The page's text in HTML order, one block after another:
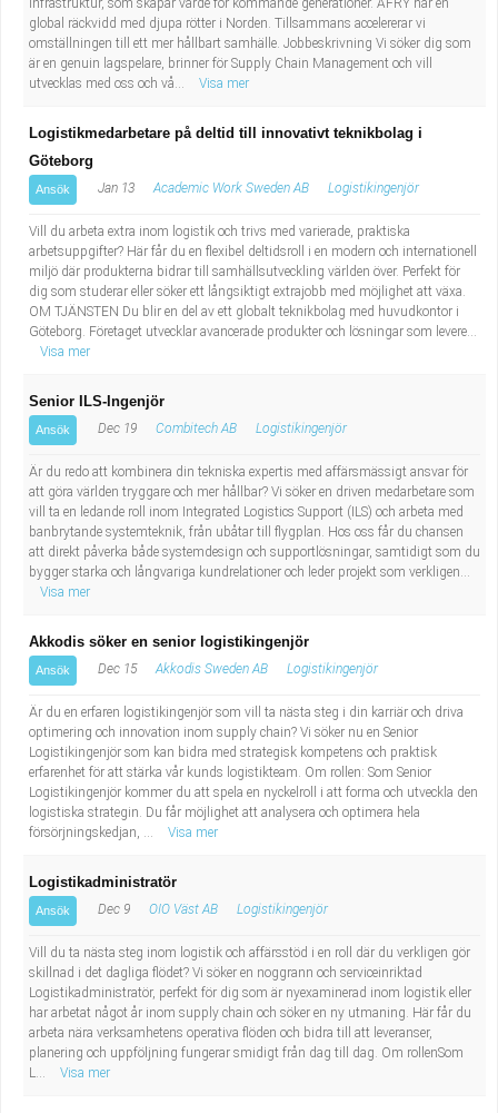
infrastruktur, som skapar värde för kommande generationer. AFRY har en
global räckvidd med djupa rötter i Norden. Tillsammans accelererar vi
omställningen till ett mer hållbart samhälle. Jobbeskrivning Vi söker dig som
är en genuin lagspelare, brinner för Supply Chain Management och vill
utvecklas med oss och vå...
Visa mer
Logistikmedarbetare på deltid till innovativt teknikbolag i
Göteborg
Ansök Jan 13 Academic Work Sweden AB Logistikingenjör
Vill du arbeta extra inom logistik och trivs med varierade, praktiska
arbetsuppgifter? Här får du en flexibel deltidsroll i en modern och internationell
miljö där produkterna bidrar till samhällsutveckling världen över. Perfekt för
dig som studerar eller söker ett långsiktigt extrajobb med möjlighet att växa.
OM TJÄNSTEN Du blir en del av ett globalt teknikbolag med huvudkontor i
Göteborg. Företaget utvecklar avancerade produkter och lösningar som levere...
Visa mer
Senior ILS-Ingenjör
Ansök Dec 19 Combitech AB Logistikingenjör
Är du redo att kombinera din tekniska expertis med affärsmässigt ansvar för
att göra världen tryggare och mer hållbar? Vi söker en driven medarbetare som
vill ta en ledande roll inom Integrated Logistics Support (ILS) och arbeta med
banbrytande systemteknik, från ubåtar till flygplan. Hos oss får du chansen
att direkt påverka både systemdesign och supportlösningar, samtidigt som du
bygger starka och långvariga kundrelationer och leder projekt som verkligen...
Visa mer
Akkodis söker en senior logistikingenjör
Ansök Dec 15 Akkodis Sweden AB Logistikingenjör
Är du en erfaren logistikingenjör som vill ta nästa steg i din karriär och driva
optimering och innovation inom supply chain? Vi söker nu en Senior
Logistikingenjör som kan bidra med strategisk kompetens och praktisk
erfarenhet för att stärka vår kunds logistikteam. Om rollen: Som Senior
Logistikingenjör kommer du att spela en nyckelroll i att forma och utveckla den
logistiska strategin. Du får möjlighet att analysera och optimera hela
försörjningskedjan, ...
Visa mer
Logistikadministratör
Ansök Dec 9 OIO Väst AB Logistikingenjör
Vill du ta nästa steg inom logistik och affärsstöd i en roll där du verkligen gör
skillnad i det dagliga flödet? Vi söker en noggrann och serviceinriktad
Logistikadministratör, perfekt för dig som är nyexaminerad inom logistik eller
har arbetat något år inom supply chain och söker en ny utmaning. Här får du
arbeta nära verksamhetens operativa flöden och bidra till att leveranser,
planering och uppföljning fungerar smidigt från dag till dag. Om rollenSom
L...
Visa mer